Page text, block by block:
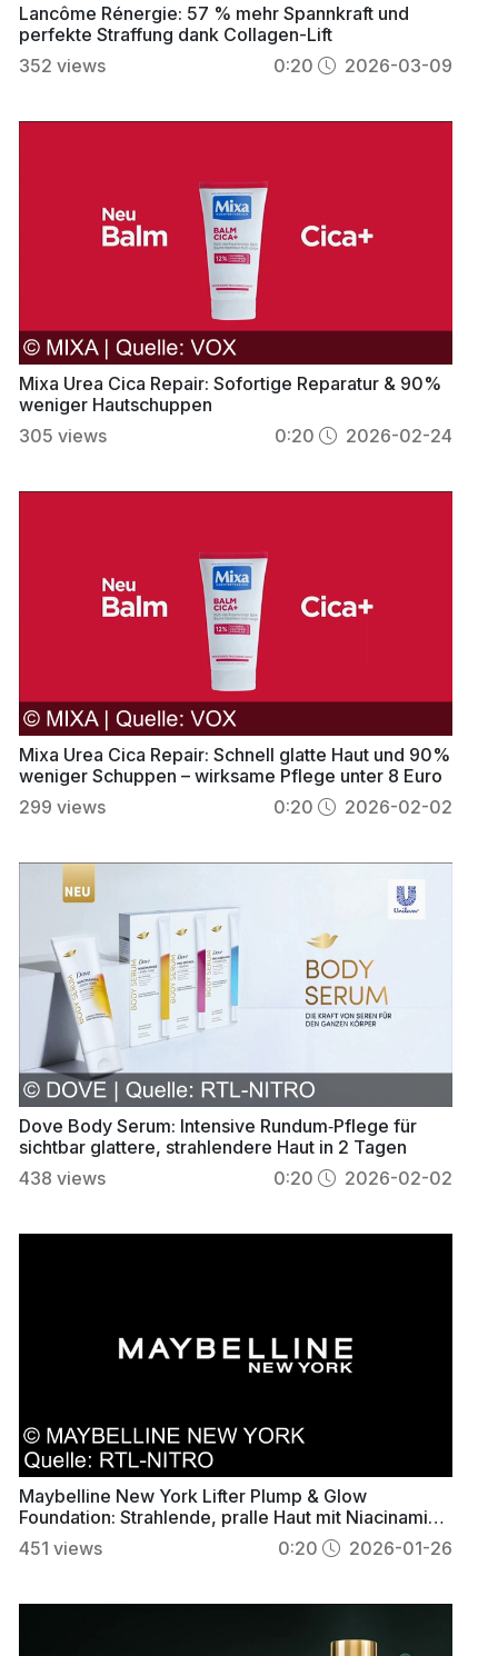
Lancôme Rénergie: 57 % mehr Spannkraft und
perfekte Straffung dank Collagen-Lift
352 views 0:20 2026-03-09
Mixa Urea Cica Repair: Sofortige Reparatur & 90%
weniger Hautschuppen
305 views 0:20 2026-02-24
Mixa Urea Cica Repair: Schnell glatte Haut und 90%
weniger Schuppen – wirksame Pflege unter 8 Euro
299 views 0:20 2026-02-02
Dove Body Serum: Intensive Rundum‑Pflege für
sichtbar glattere, strahlendere Haut in 2 Tagen
438 views 0:20 2026-02-02
Maybelline New York Lifter Plump & Glow
Foundation: Strahlende, pralle Haut mit Niacinamid
& Hyaluron
451 views 0:20 2026-01-26